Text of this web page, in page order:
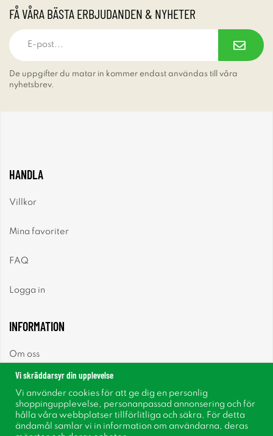
FÅ VÅRA BÄSTA ERBJUDANDEN & NYHETER
De uppgifter du matar in kommer endast användas till våra
nyhetsbrev.
HANDLA
Villkor
Mina favoriter
FAQ
Logga in
INFORMATION
Om oss
Nyhetsbrev
Vi skräddarsyr din upplevelse
Vi använder cookies för att ge dig en personlig
shoppingupplevelse, personanpassad annonsering och för
hålla våra webbplatser tillförlitliga och säkra. För detta
ändamål samlar vi in information om användarna, deras